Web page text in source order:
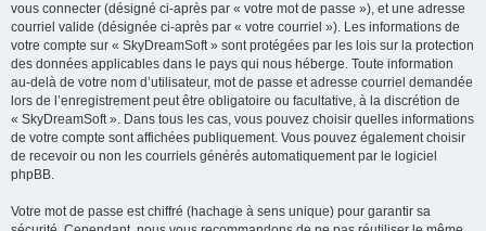
vous connecter (désigné ci-après par « votre mot de passe »), et une adresse
courriel valide (désignée ci-après par « votre courriel »). Les informations de
votre compte sur « SkyDreamSoft » sont protégées par les lois sur la protection
des données applicables dans le pays qui nous héberge. Toute information
au-delà de votre nom d’utilisateur, mot de passe et adresse courriel demandée
lors de l’enregistrement peut être obligatoire ou facultative, à la discrétion de
« SkyDreamSoft ». Dans tous les cas, vous pouvez choisir quelles informations
de votre compte sont affichées publiquement. Vous pouvez également choisir
de recevoir ou non les courriels générés automatiquement par le logiciel
phpBB.
Votre mot de passe est chiffré (hachage à sens unique) pour garantir sa